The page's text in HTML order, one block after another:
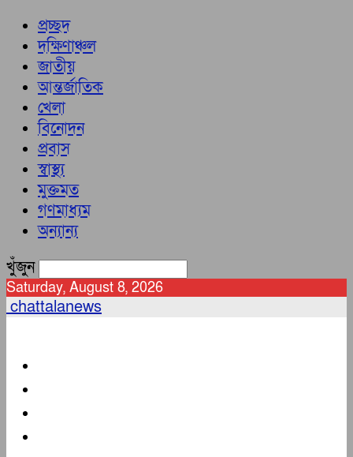
প্রচ্ছদ
দক্ষিণাঞ্চল
জাতীয়
আন্তর্জাতিক
খেলা
বিনোদন
প্রবাস
স্বাস্থ্য
মুক্তমত
গণমাধ্যম
অন্যান্য
খুঁজুন
Saturday, August 8, 2026
chattalanews